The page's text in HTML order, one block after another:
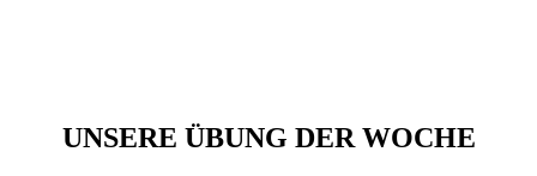
UNSERE ÜBUNG DER WOCHE